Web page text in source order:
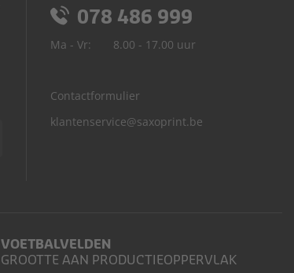
078 486 999
Ma - Vr: 8.00 - 17.00 uur
Contactformulier
klantenservice@saxoprint.be
VOETBALVELDEN
GROOTTE AAN PRODUCTIEOPPERVLAK